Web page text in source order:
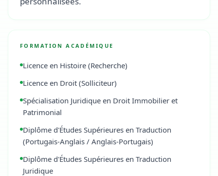
FORMATION ACADÉMIQUE
Licence en Histoire (Recherche)
Licence en Droit (Solliciteur)
Spécialisation Juridique en Droit Immobilier et
Patrimonial
Diplôme d'Études Supérieures en Traduction
(Portugais-Anglais / Anglais-Portugais)
Diplôme d'Études Supérieures en Traduction
Juridique